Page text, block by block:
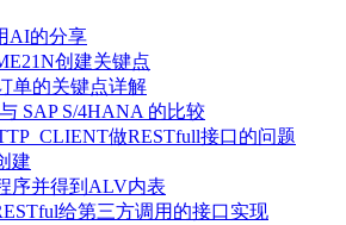
AI的分享
创建关键点
单的关键点详解
SAP S/4HANA 的比较
做RESTfull接口的问题
建
序并得到ALV内表
给第三方调用的接口实现